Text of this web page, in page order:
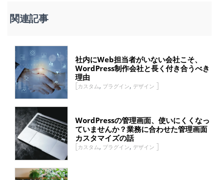
関連記事
社内にWeb担当者がいない会社こそ、
WordPress制作会社と長く付き合うべき
理由
カスタム, プラグイン, デザイン
WordPressの管理画面、使いにくくなっ
ていませんか？業務に合わせた管理画面
カスタマイズの話
カスタム, プラグイン, デザイン